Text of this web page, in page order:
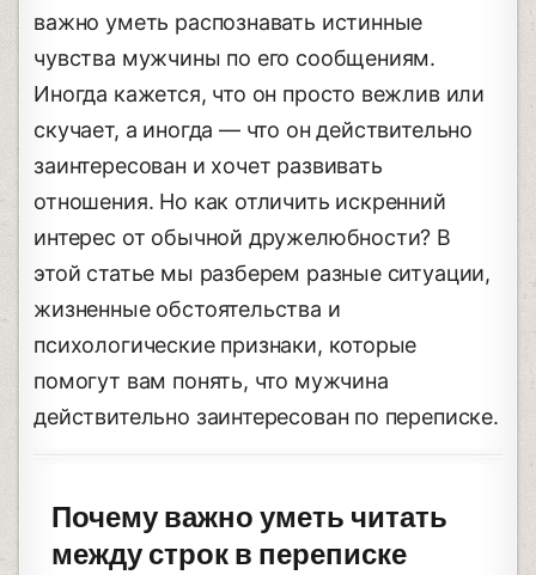
важно уметь распознавать истинные
чувства мужчины по его сообщениям.
Иногда кажется, что он просто вежлив или
скучает, а иногда — что он действительно
заинтересован и хочет развивать
отношения. Но как отличить искренний
интерес от обычной дружелюбности? В
этой статье мы разберем разные ситуации,
жизненные обстоятельства и
психологические признаки, которые
помогут вам понять, что мужчина
действительно заинтересован по переписке.
Почему важно уметь читать
между строк в переписке